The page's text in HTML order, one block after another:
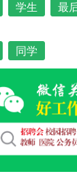
学生
最
同学